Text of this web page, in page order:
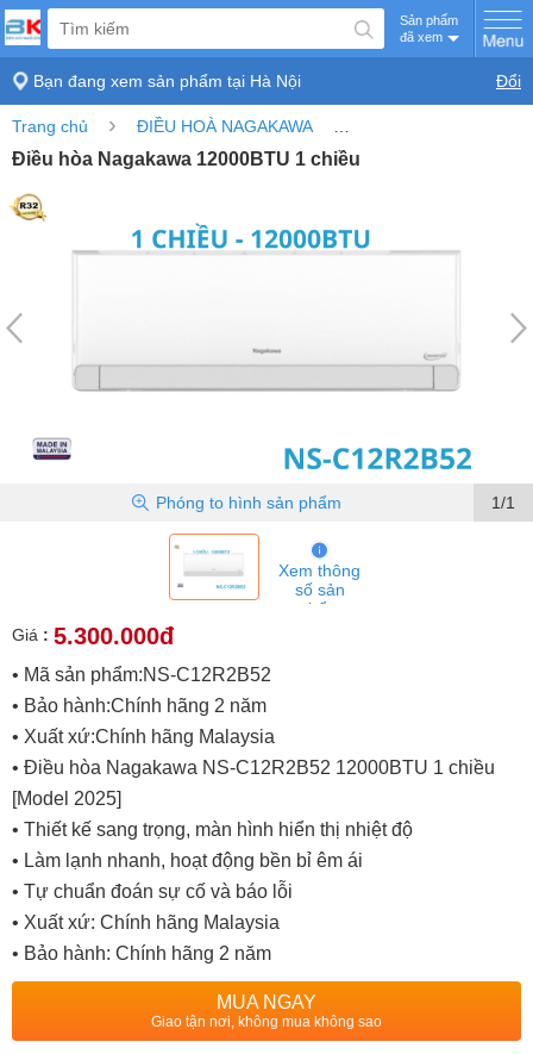
Sản phẩm
đã xem
Bạn đang xem sản phẩm tại Hà Nội Đổi
Trang chủ › ĐIỀU HOÀ NAGAKAWA
Điều hòa Nagakawa 12000BTU 1 chiều
1/1
Phóng to hình sản phẩm
Xem thông
số sản
phẩm
Giá : 5.300.000đ
• Mã sản phẩm:NS-C12R2B52
• Bảo hành:Chính hãng 2 năm
• Xuất xứ:Chính hãng Malaysia
• Điều hòa Nagakawa NS-C12R2B52 12000BTU 1 chiều
[Model 2025]
• Thiết kế sang trọng, màn hình hiển thị nhiệt độ
• Làm lạnh nhanh, hoạt động bền bỉ êm ái
• Tự chuẩn đoán sự cố và báo lỗi
• Xuất xứ: Chính hãng Malaysia
• Bảo hành: Chính hãng 2 năm
MUA NGAY
Giao tận nơi, không mua không sao